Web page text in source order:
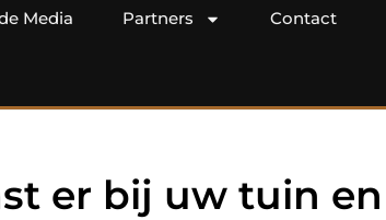
Media Partners Contact
er bij uw tuin en